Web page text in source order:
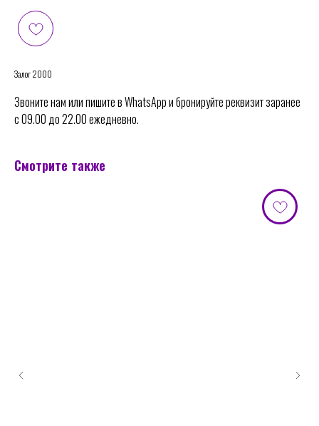
Залог 2000
Звоните нам или пишите в WhatsApp и бронируйте реквизит заранее
с 09.00 до 22.00 ежедневно.
Смотрите также